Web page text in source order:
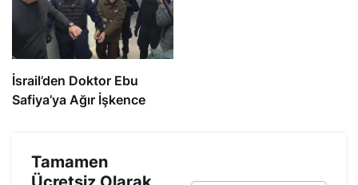
İsrail’den Doktor Ebu
Safiya’ya Ağır İşkence
Tamamen
Ücretsiz Olarak